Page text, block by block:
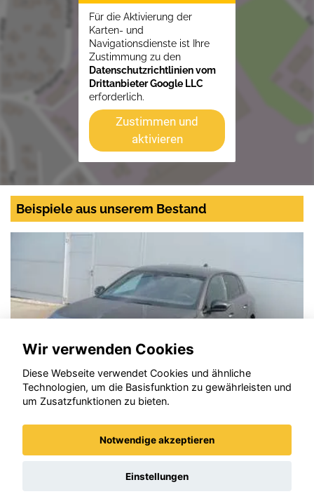
Für die Aktivierung der
Karten- und
Navigationsdienste ist Ihre
Zustimmung zu den
Datenschutzrichtlinien vom
Drittanbieter Google LLC
erforderlich.
Zustimmen und
aktivieren
Beispiele aus unserem Bestand
Wir verwenden Cookies
Diese Webseite verwendet Cookies und ähnliche
Technologien, um die Basisfunktion zu gewährleisten und
um Zusatzfunktionen zu bieten.
Notwendige akzeptieren
Einstellungen